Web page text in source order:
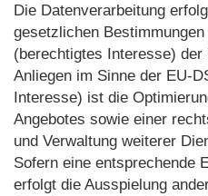
Die Datenverarbeitung
gesetzlichen
(berechtigtes Interesse)
Anliegen im Sinne der EU-
Interesse) ist die
Angebotes sowie einer
und Verwaltung weiterer
Sofern eine entsprechende
erfolgt die Ausspielung